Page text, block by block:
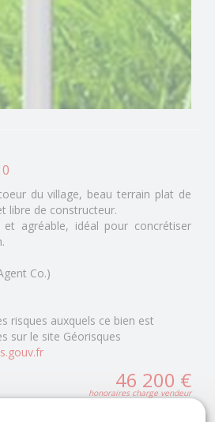
du village, beau terrain plat de
libre de constructeur.
et agréable, idéal pour concrétiser
Co.)
risques auxquels ce bien est
sur le site Géorisques
46 200 €
honoraires charge vendeur